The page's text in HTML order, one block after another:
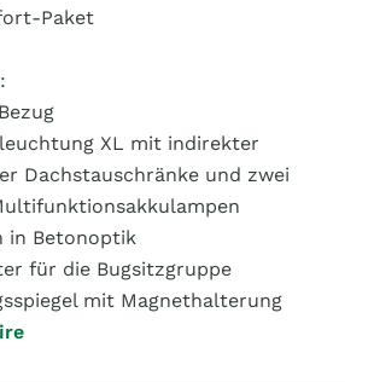
Paket
XL mit indirekter
Dachstauschränke und zwei
in Betonoptik
für die Bugsitzgruppe
mit Magnethalterung